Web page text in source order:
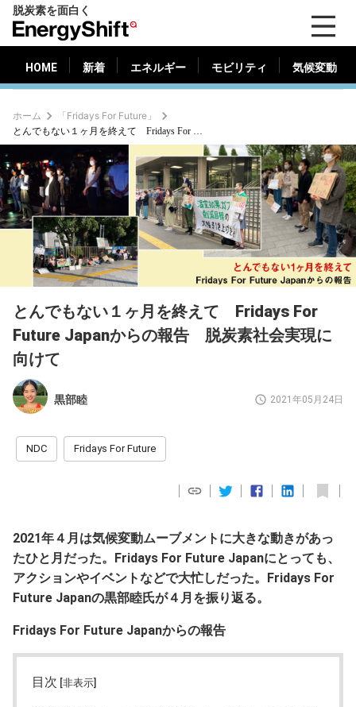
脱炭素を面白く
ナ
ジ
ー
フ
ト）
HOME 新着 エネルギー モビリティ 気候変動
新着 エネルギー 気候変動
ホーム 「Fridays For Future」
とんでもない１ヶ月を終えて Fridays For Future Japanからの報告 脱炭素社会実現に向けて
とんでもない１ヶ月を終えて Fridays For
Future Japanからの報告 脱炭素社会実現に
向けて
黒部睦 2021年05月24日
NDC Fridays For Future
2021年４月は気候変動ムーブメントに大きな動きがあっ
たひと月だった。Fridays For Future Japanにとっても、
アクションやイベントなどで大忙しだった。Fridays For
Future Japanの黒部睦氏が４月を振り返る。
Fridays For Future Japanからの報告
目次 [非表示]